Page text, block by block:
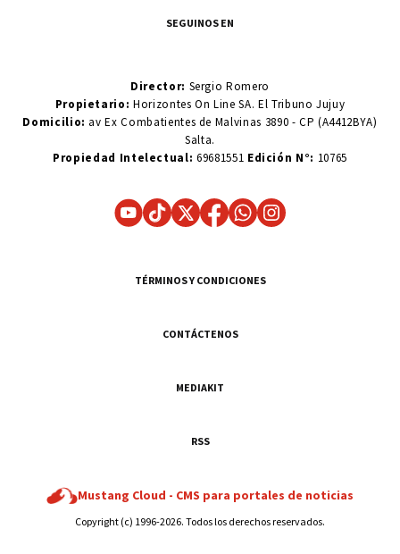
SEGUINOS EN
Director: Sergio Romero
Propietario:Horizontes On Line SA. El Tribuno Jujuy
Domicilio: av Ex Combatientes de Malvinas 3890 - CP (A4412BYA)
Salta.
Propiedad Intelectual: 69681551 Edición N°: 10765
TÉRMINOS Y CONDICIONES
CONTÁCTENOS
MEDIAKIT
RSS
Mustang Cloud - CMS para portales de noticias
Copyright (c) 1996-2026. Todos los derechos reservados.